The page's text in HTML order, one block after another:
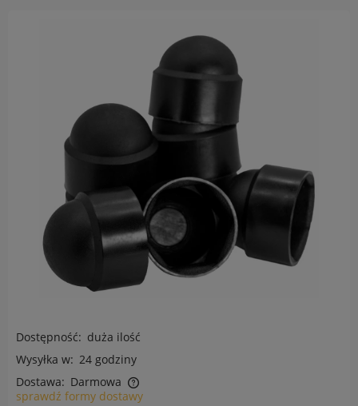
Dostępność: duża ilość
Wysyłka w: 24 godziny
Dostawa: Darmowa
Cena nie zawiera ewentualnych kosztów płatności
sprawdź formy dostawy